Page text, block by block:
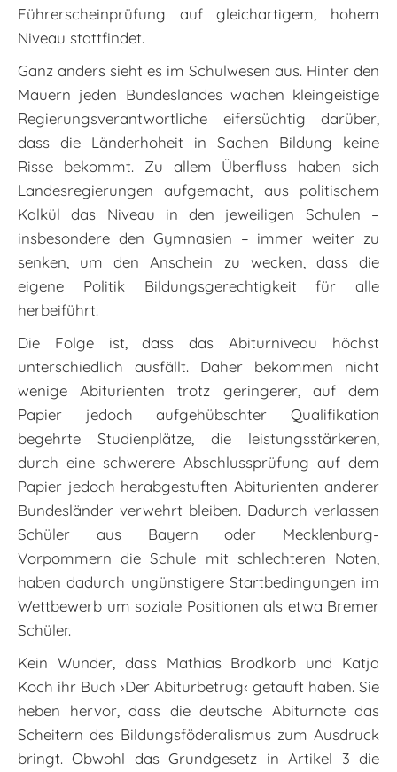
Führerscheinprüfung auf gleichartigem, hohem
Niveau stattfindet.
Ganz anders sieht es im Schulwesen aus. Hinter den
Mauern jeden Bundeslandes wachen kleingeistige
Regierungsverantwortliche eifersüchtig darüber,
dass die Länderhoheit in Sachen Bildung keine
Risse bekommt. Zu allem Überfluss haben sich
Landesregierungen aufgemacht, aus politischem
Kalkül das Niveau in den jeweiligen Schulen –
insbesondere den Gymnasien – immer weiter zu
senken, um den Anschein zu wecken, dass die
eigene Politik Bildungsgerechtigkeit für alle
herbeiführt.
Die Folge ist, dass das Abiturniveau höchst
unterschiedlich ausfällt. Daher bekommen nicht
wenige Abiturienten trotz geringerer, auf dem
Papier jedoch aufgehübschter Qualifikation
begehrte Studienplätze, die leistungsstärkeren,
durch eine schwerere Abschlussprüfung auf dem
Papier jedoch herabgestuften Abiturienten anderer
Bundesländer verwehrt bleiben. Dadurch verlassen
Schüler aus Bayern oder Mecklenburg-
Vorpommern die Schule mit schlechteren Noten,
haben dadurch ungünstigere Startbedingungen im
Wettbewerb um soziale Positionen als etwa Bremer
Schüler.
Kein Wunder, dass Mathias Brodkorb und Katja
Koch ihr Buch ›Der Abiturbetrug‹ getauft haben. Sie
heben hervor, dass die deutsche Abiturnote das
Scheitern des Bildungsföderalismus zum Ausdruck
bringt. Obwohl das Grundgesetz in Artikel 3 die